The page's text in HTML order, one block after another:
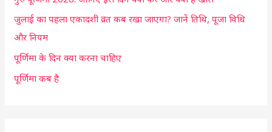
:जुलाई का पहला एकादशी व्रत कब रखा जाएगा? जानें तिथि, पूजा विधि
और नियम
पूर्णिमा के दिन क्या करना चाहिए
पूर्णिमा कब है